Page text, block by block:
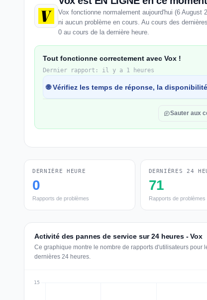
Vox fonctionne normalement aujourd'hui (6
ni aucun problème en cours. Au cours des
0 au cours de la dernière heure.
Tout fonctionne correctement avec Vox !
Dernier rapport: il y a 1 heures
🌐 Vérifiez les temps de réponse, la
Sauter aux
DERNIÈRE HEURE
0
Rapports de problèmes
DERNIÈRES 24
71
Rapports de problèmes
Activité des pannes de service sur 24 heures - Vox
Ce graphique montre le nombre de rapports d'utilisateurs pour
dernières 24 heures.